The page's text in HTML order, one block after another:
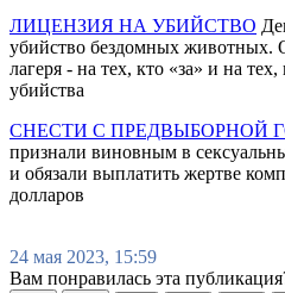
ЛИЦЕНЗИЯ НА УБИЙСТВО
убийство бездомных животных.
лагеря - на тех, кто «за» и на
убийства
СНЕСТИ С ПРЕДВЫБОРНОЙ
признали виновным в
и обязали выплатить жертве
долларов
24 мая 2023, 15:59
Вам понравилась эта